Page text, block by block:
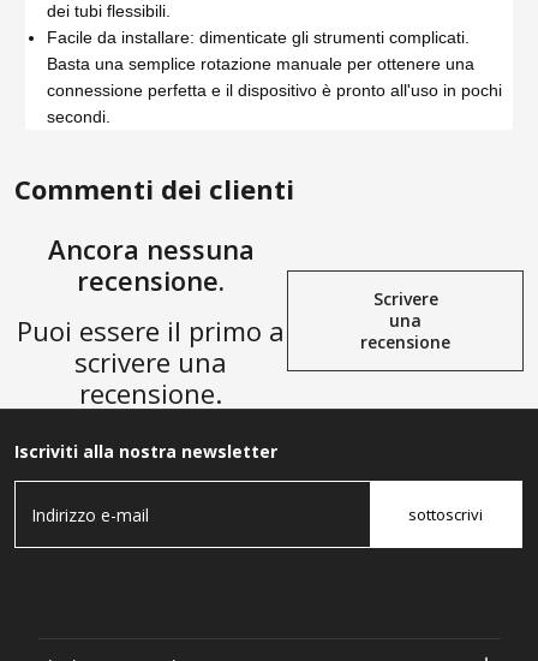
dei tubi flessibili.
Facile da installare: dimenticate gli strumenti complicati.
Basta una semplice rotazione manuale per ottenere una
connessione perfetta e il dispositivo è pronto all'uso in pochi
secondi.
Commenti dei clienti
Ancora nessuna
recensione.
Puoi essere il primo a
scrivere una
recensione.
Scrivere
una
recensione
Iscriviti alla nostra newsletter
sottoscrivi